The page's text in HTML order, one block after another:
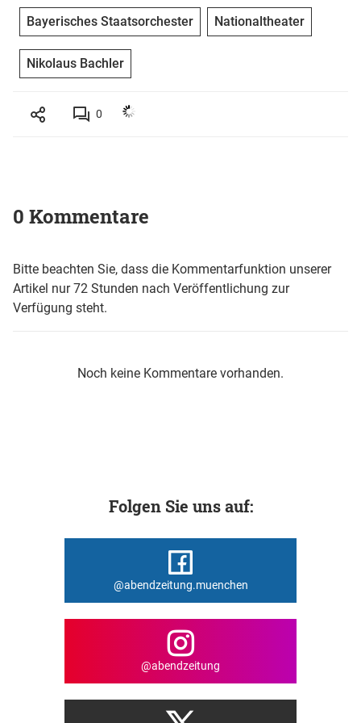
Bayerisches Staatsorchester Nationaltheater
Nikolaus Bachler
0
0 Kommentare
Bitte beachten Sie, dass die Kommentarfunktion unserer
Artikel nur 72 Stunden nach Veröffentlichung zur
Verfügung steht.
Noch keine Kommentare vorhanden.
Folgen Sie uns auf:
@abendzeitung.muenchen
@abendzeitung